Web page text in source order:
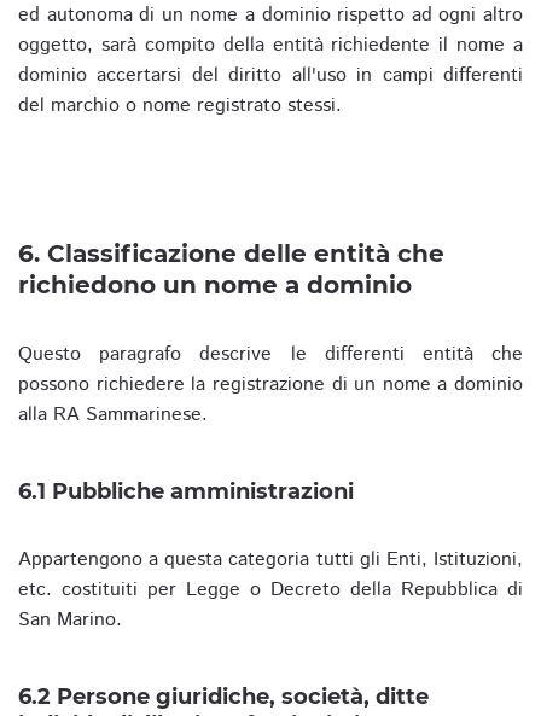
ed autonoma di un nome a dominio rispetto ad ogni altro
oggetto, sarà compito della entità richiedente il nome a
dominio accertarsi del diritto all'uso in campi differenti
del marchio o nome registrato stessi.
6. Classificazione delle entità che
richiedono un nome a dominio
Questo paragrafo descrive le differenti entità che
possono richiedere la registrazione di un nome a dominio
alla RA Sammarinese.
6.1 Pubbliche amministrazioni
Appartengono a questa categoria tutti gli Enti, Istituzioni,
etc. costituiti per Legge o Decreto della Repubblica di
San Marino.
6.2 Persone giuridiche, società, ditte